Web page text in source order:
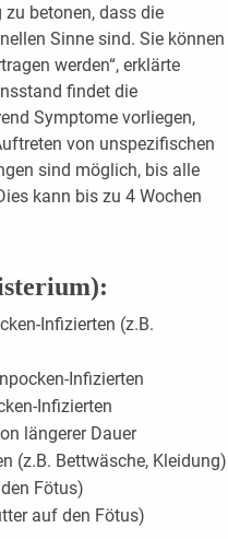
zu betonen, dass die
Sinne sind. Sie können
werden“, erklärte
findet die
Symptome vorliegen,
von unspezifischen
sind möglich, bis alle
kann bis zu 4 Wochen
Infizierten (z.B.
Infizierten
Infizierten
längerer Dauer
(z.B. Bettwäsche, Kleidung)
Fötus)
auf den Fötus)